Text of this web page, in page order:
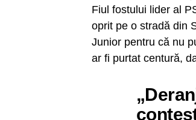
Fiul fostului lider al
oprit pe o stradă din
Junior pentru că nu
ar fi purtat centură,